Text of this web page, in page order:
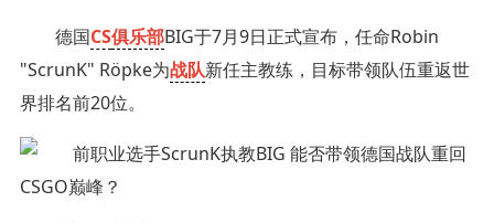
德国CS俱乐部BIG于7月9日正式宣布，任命Robin
"ScrunK" Röpke为战队新任主教练，目标带领队伍重返世
界排名前20位。